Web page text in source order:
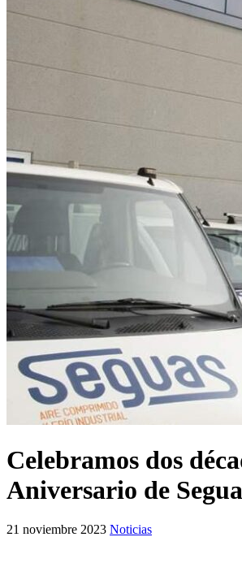
Celebramos dos
Aniversario de
21 noviembre 2023 Noticias